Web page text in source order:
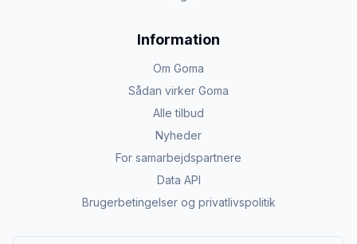
Information
Om Goma
Sådan virker Goma
Alle tilbud
Nyheder
For samarbejdspartnere
Data API
Brugerbetingelser og privatlivspolitik